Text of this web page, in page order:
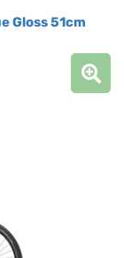
Gloss 51cm